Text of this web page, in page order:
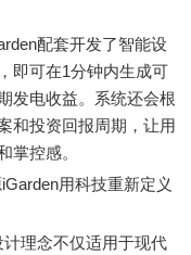
配套开发了智能设
即可在1分钟内生成可
发电收益。系统还会根
和投资回报周期，让用
掌控感。
理念不仅适用于现代